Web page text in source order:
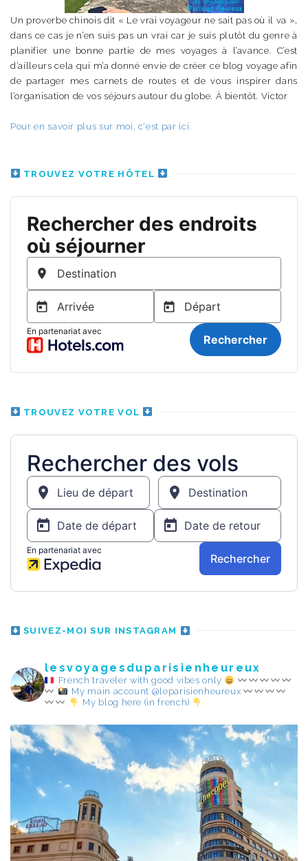
Un proverbe chinois dit « Le vrai voyageur ne sait pas où il va »,
dans ce cas je n’en suis pas un vrai car je suis plutôt du genre à
planifier une bonne partie de mes voyages à l’avance. C’est
d’ailleurs cela qui m’a donné envie de créer ce blog voyage afin
de partager mes carnets de routes et de vous inspirer dans
l’organisation de vos séjours autour du globe. À bientôt. Victor
Pour en savoir plus sur moi, c'est par ici.
TROUVEZ VOTRE HÔTEL
TROUVEZ VOTRE VOL
SUIVEZ-MOI SUR INSTAGRAM
lesvoyagesduparisienheureux
French traveler with good vibes only
My main account @leparisienheureux
My blog here (in french)